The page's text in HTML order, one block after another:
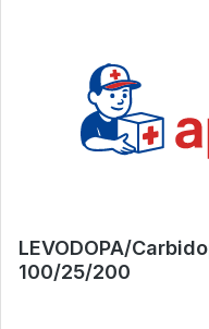
LEVODOPA/
100/25/200